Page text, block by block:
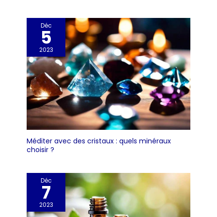
Déc
5
2023
Méditer avec des cristaux : quels minéraux
choisir ?
Déc
7
2023